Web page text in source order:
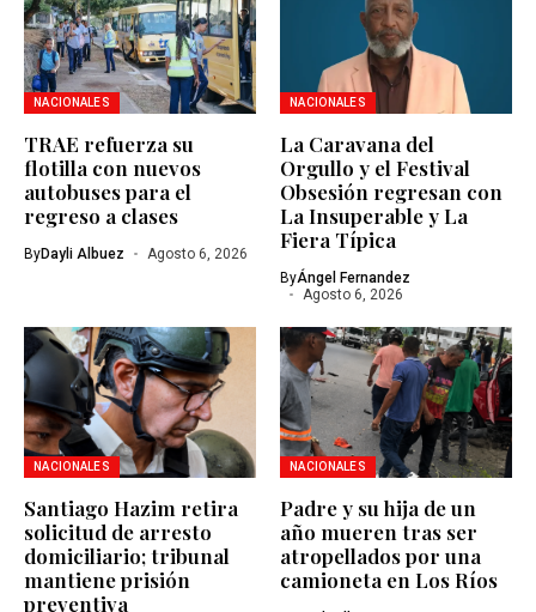
NACIONALES
TRAE refuerza su
flotilla con nuevos
autobuses para el
regreso a clases
ByDayli Albuez Agosto 6, 2026
NACIONALES
La Caravana del
Orgullo y el Festival
Obsesión regresan con
La Insuperable y La
Fiera Típica
ByÁngel Fernandez
Agosto 6, 2026
NACIONALES
Santiago Hazim retira
solicitud de arresto
domiciliario; tribunal
mantiene prisión
preventiva
NACIONALES
Padre y su hija de un
año mueren tras ser
atropellados por una
camioneta en Los Ríos